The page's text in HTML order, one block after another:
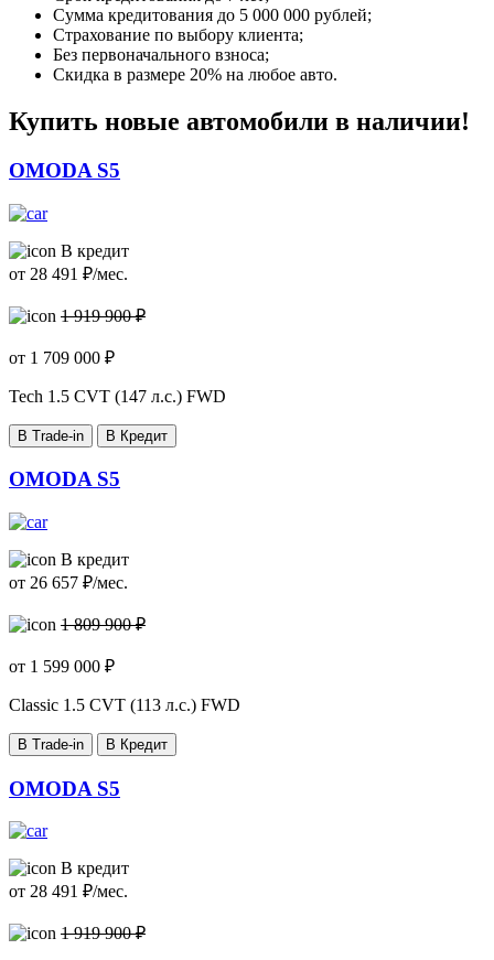
Сумма кредитования до 5 000 000 рублей;
Страхование по выбору клиента;
Без первоначального взноса;
Скидка в размере 20% на любое авто.
Купить новые автомобили в наличии!
OMODA S5
В кредит
от 28 491 ₽/мес.
1 919 900 ₽
от 1 709 000 ₽
Tech 1.5 CVT (147 л.с.) FWD
В Trade-in В Кредит
OMODA S5
В кредит
от 26 657 ₽/мес.
1 809 900 ₽
от 1 599 000 ₽
Classic 1.5 CVT (113 л.с.) FWD
В Trade-in В Кредит
OMODA S5
В кредит
от 28 491 ₽/мес.
1 919 900 ₽